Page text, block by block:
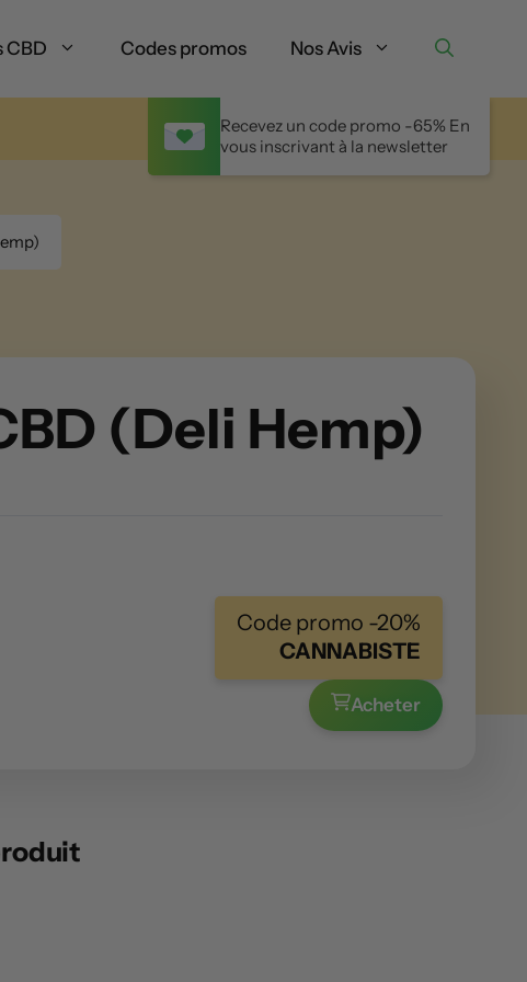
CBD Codes promos Nos Avis
Recevez un code promo -65% En
vous inscrivant à la newsletter
(Deli Hemp)
Code promo -20%
CANNABISTE
Acheter